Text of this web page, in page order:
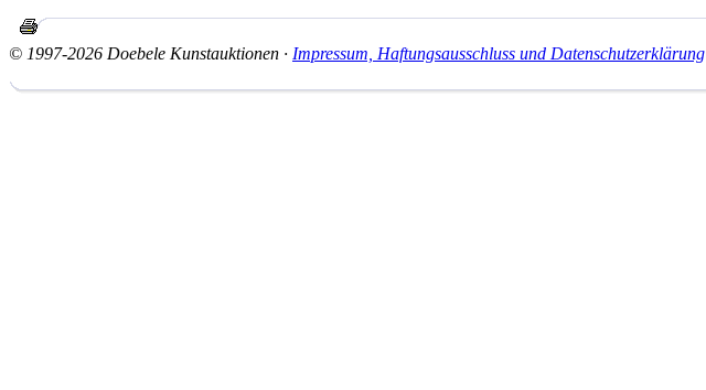
© 1997-2026 Doebele Kunstauktionen · Impressum, Haftungsausschluss und Datenschutzerklärung